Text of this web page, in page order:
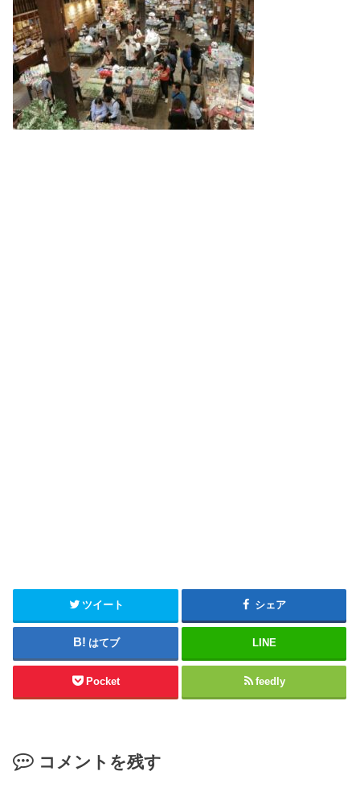
ツイート シェア
はてブ LINE
Pocket feedly
コメントを残す